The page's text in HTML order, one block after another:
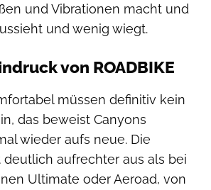
und Vibrationen macht und
und wenig wiegt.
von ROADBIKE
müssen definitiv kein
das beweist Canyons
wieder aufs neue. Die
aufrechter aus als bei
Ultimate oder Aeroad, von